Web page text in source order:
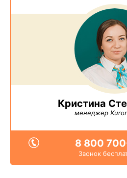
Кристина
менеджер
8 800
Звонок